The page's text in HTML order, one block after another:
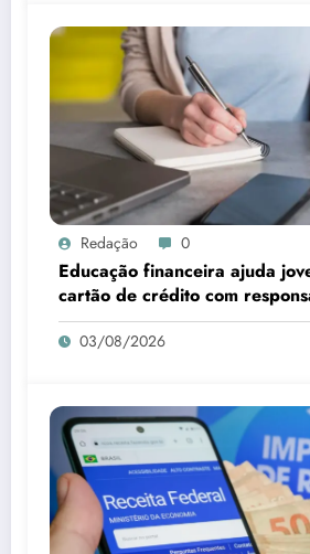
Redação 0
Educação financeira ajuda
cartão de crédito com
03/08/2026